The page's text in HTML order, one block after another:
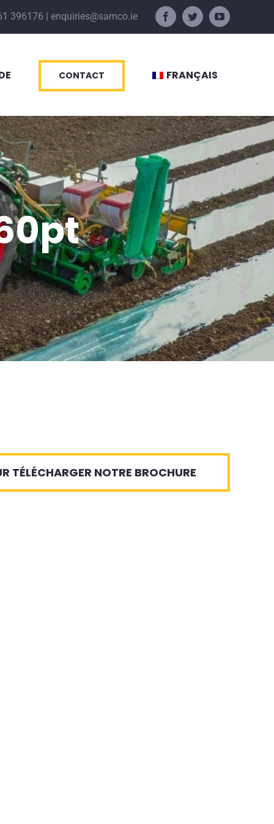
396176 | enquiries@samco.ie FacebookTwitterYouTube
CONTACT FRANÇAIS
TÉLÉCHARGER NOTRE BROCHURE